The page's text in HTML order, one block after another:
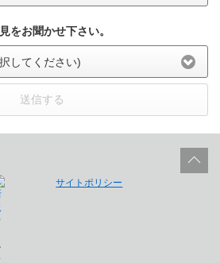
をお聞かせ下さい。
してください)
送信する
サイトポリシー